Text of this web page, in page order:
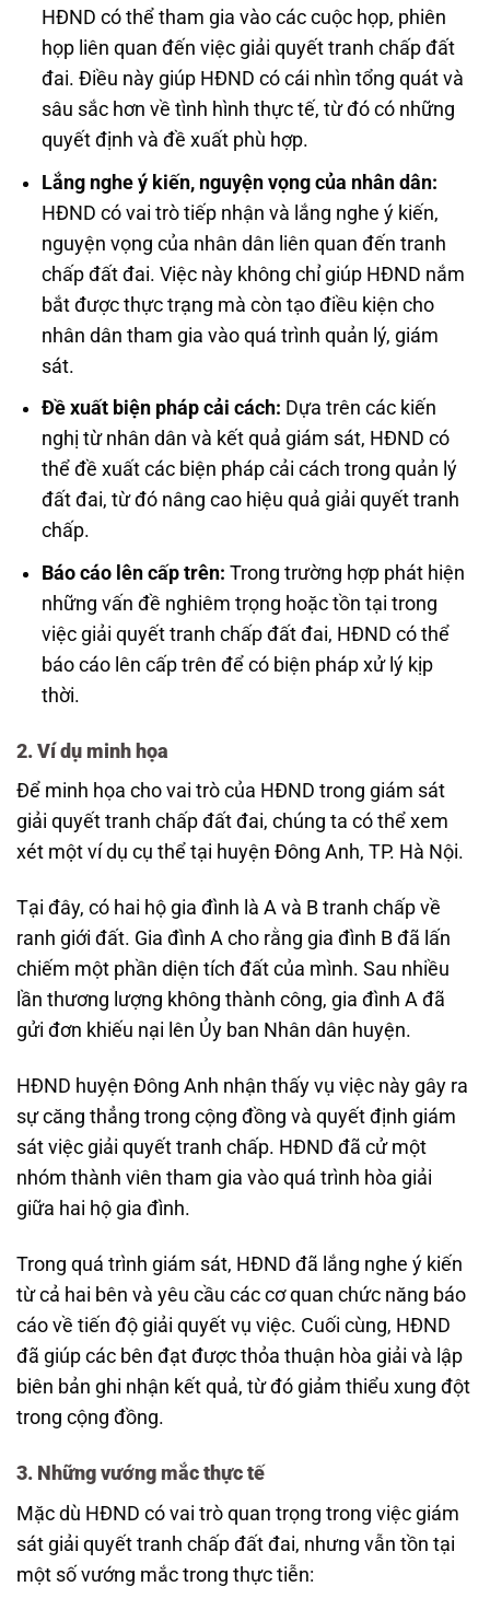
HĐND có thể tham gia vào các cuộc họp, phiên
họp liên quan đến việc giải quyết tranh chấp đất
đai. Điều này giúp HĐND có cái nhìn tổng quát và
sâu sắc hơn về tình hình thực tế, từ đó có những
quyết định và đề xuất phù hợp.
Lắng nghe ý kiến, nguyện vọng của nhân dân:
HĐND có vai trò tiếp nhận và lắng nghe ý kiến,
nguyện vọng của nhân dân liên quan đến tranh
chấp đất đai. Việc này không chỉ giúp HĐND nắm
bắt được thực trạng mà còn tạo điều kiện cho
nhân dân tham gia vào quá trình quản lý, giám
sát.
Đề xuất biện pháp cải cách: Dựa trên các kiến
nghị từ nhân dân và kết quả giám sát, HĐND có
thể đề xuất các biện pháp cải cách trong quản lý
đất đai, từ đó nâng cao hiệu quả giải quyết tranh
chấp.
Báo cáo lên cấp trên: Trong trường hợp phát hiện
những vấn đề nghiêm trọng hoặc tồn tại trong
việc giải quyết tranh chấp đất đai, HĐND có thể
báo cáo lên cấp trên để có biện pháp xử lý kịp
thời.
2. Ví dụ minh họa
Để minh họa cho vai trò của HĐND trong giám sát
giải quyết tranh chấp đất đai, chúng ta có thể xem
xét một ví dụ cụ thể tại huyện Đông Anh, TP. Hà Nội.
Tại đây, có hai hộ gia đình là A và B tranh chấp về
ranh giới đất. Gia đình A cho rằng gia đình B đã lấn
chiếm một phần diện tích đất của mình. Sau nhiều
lần thương lượng không thành công, gia đình A đã
gửi đơn khiếu nại lên Ủy ban Nhân dân huyện.
HĐND huyện Đông Anh nhận thấy vụ việc này gây ra
sự căng thẳng trong cộng đồng và quyết định giám
sát việc giải quyết tranh chấp. HĐND đã cử một
nhóm thành viên tham gia vào quá trình hòa giải
giữa hai hộ gia đình.
Trong quá trình giám sát, HĐND đã lắng nghe ý kiến
từ cả hai bên và yêu cầu các cơ quan chức năng báo
cáo về tiến độ giải quyết vụ việc. Cuối cùng, HĐND
đã giúp các bên đạt được thỏa thuận hòa giải và lập
biên bản ghi nhận kết quả, từ đó giảm thiểu xung đột
trong cộng đồng.
3. Những vướng mắc thực tế
Mặc dù HĐND có vai trò quan trọng trong việc giám
sát giải quyết tranh chấp đất đai, nhưng vẫn tồn tại
một số vướng mắc trong thực tiễn: